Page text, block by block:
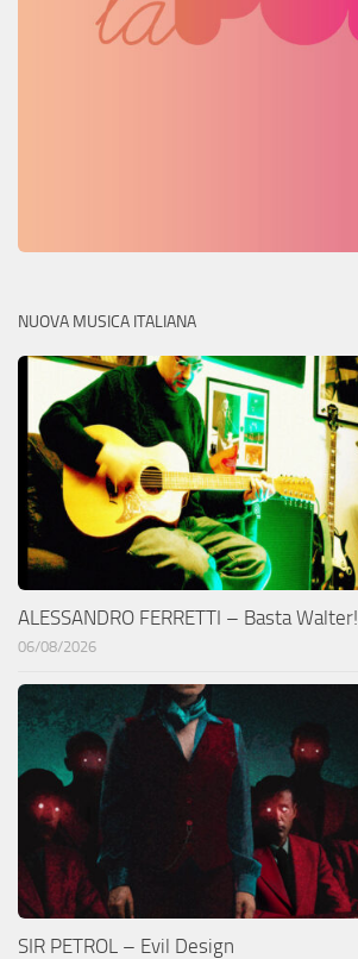
NUOVA MUSICA ITALIANA
ALESSANDRO FERRETTI – Basta Walter!
06/08/2026
SIR PETROL – Evil Design